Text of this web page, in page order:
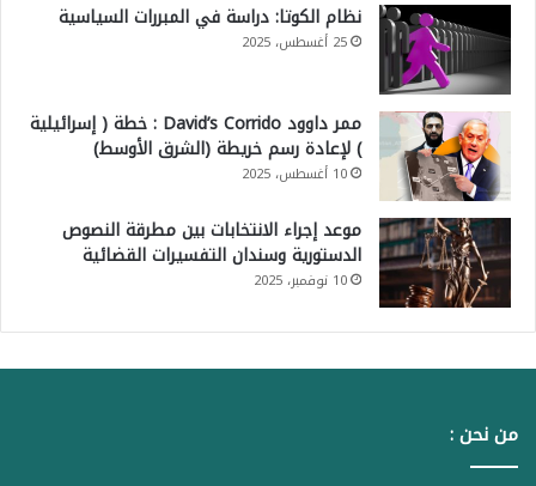
نظام الكوتا: دراسة في المبررات السياسية
25 أغسطس، 2025
ممر داوود David’s Corrido : خطة ( إسرائيلية
) لإعادة رسم خريطة (الشرق الأوسط)
10 أغسطس، 2025
موعد إجراء الانتخابات بين مطرقة النصوص
الدستورية وسندان التفسيرات القضائية
10 نوفمبر، 2025
من نحن :